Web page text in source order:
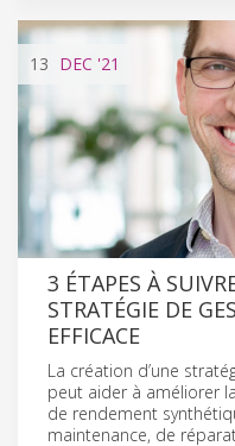
13 DEC '21
3 ÉTAPES À
STRATÉGIE DE
EFFICACE
La création d’une
peut aider à améliorer
de rendement
maintenance, de